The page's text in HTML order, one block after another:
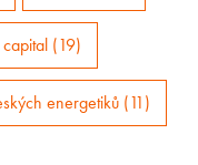
(19)
energetiků (11)